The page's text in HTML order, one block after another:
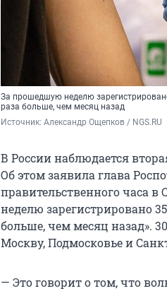
За прошедшую неделю
раза больше, чем месяц назад
Источник: Александр Ощепков / NGS.RU
В России наблюдается
Об этом заявила глава
правительственного часа
неделю зарегистрировано
больше, чем месяц назад».
Москву, Подмосковье и
— Это говорит о том, что